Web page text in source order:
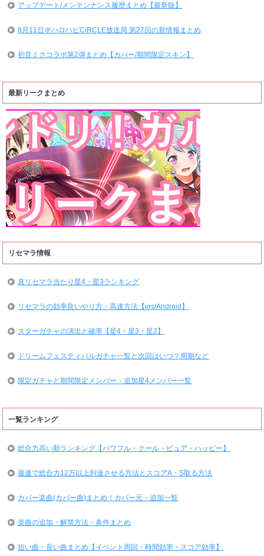
アップデート/メンテンナンス履歴まとめ【最新版】
8月11日＠ハロハピCiRCLE放送局 第27回の新情報まとめ
初音ミクコラボ第2弾まとめ【カバー/期間限定スキン】
最新リークまとめ
リセマラ情報
真リセマラ当たり星4・星3ランキング
リセマラの効率良いやり方・高速方法【ios/Android】
スターガチャの演出と確率【星4・星3・星2】
ドリームフェスティバルガチャ一覧と次回はいつ？周期など
限定ガチャと期間限定メンバー・追加星4メンバー一覧
一覧ランキング
総合力高い順ランキング【パワフル・クール・ピュア・ハッピー】
最速で総合力12万以上到達させる方法とスコアA・S取る方法
カバー楽曲(カバー曲)まとめ！カバー元・追加一覧
楽曲の追加・解禁方法・条件まとめ
短い曲・長い曲まとめ【イベント周回・時間効率・スコア効率】